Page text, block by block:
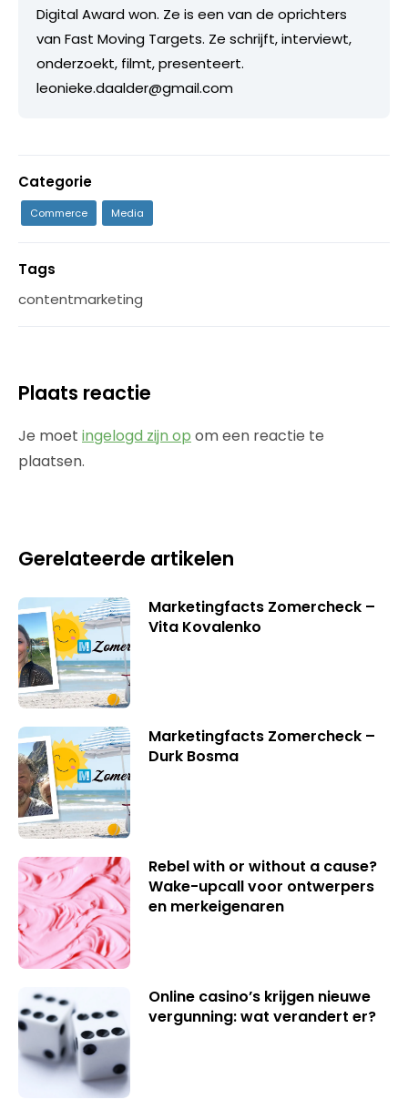
Digital Award won. Ze is een van de oprichters
van Fast Moving Targets. Ze schrijft, interviewt,
onderzoekt, filmt, presenteert.
leonieke.daalder@gmail.com
Categorie
Commerce Media
Tags
contentmarketing
Plaats reactie
Je moet ingelogd zijn op om een reactie te
plaatsen.
Gerelateerde artikelen
Marketingfacts Zomercheck –
Vita Kovalenko
Marketingfacts Zomercheck –
Durk Bosma
Rebel with or without a cause?
Wake-upcall voor ontwerpers
en merkeigenaren
Online casino’s krijgen nieuwe
vergunning: wat verandert er?